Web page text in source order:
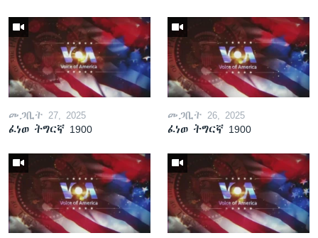
መጋቢት 27, 2025
ፈነወ ትግርኛ 1900
መጋቢት 26, 2025
ፈነወ ትግርኛ 1900